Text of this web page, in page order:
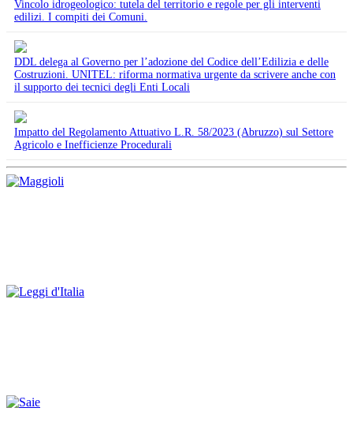
Vincolo idrogeologico: tutela del territorio e regole per gli interventi
edilizi. I compiti dei Comuni.
DDL delega al Governo per l’adozione del Codice dell’Edilizia e delle
Costruzioni. UNITEL: riforma normativa urgente da scrivere anche con
il supporto dei tecnici degli Enti Locali
Impatto del Regolamento Attuativo L.R. 58/2023 (Abruzzo) sul Settore
Agricolo e Inefficienze Procedurali